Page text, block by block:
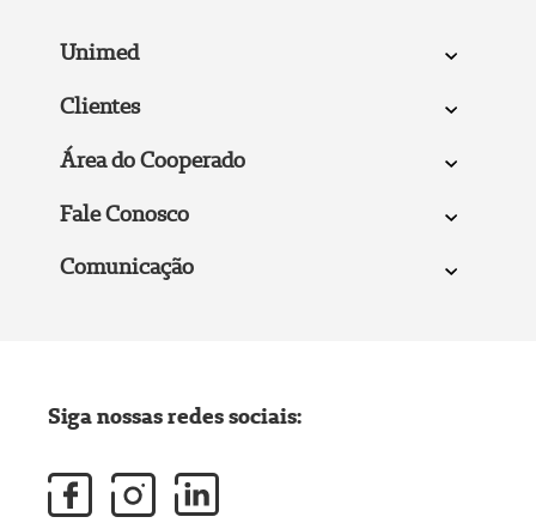
Unimed
Clientes
Área do Cooperado
Fale Conosco
Comunicação
Siga nossas redes sociais: